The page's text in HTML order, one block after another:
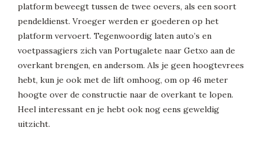
platform beweegt tussen de twee oevers, als een soort
pendeldienst. Vroeger werden er goederen op het
platform vervoert. Tegenwoordig laten auto’s en
voetpassagiers zich van Portugalete naar Getxo aan de
overkant brengen, en andersom. Als je geen hoogtevrees
hebt, kun je ook met de lift omhoog, om op 46 meter
hoogte over de constructie naar de overkant te lopen.
Heel interessant en je hebt ook nog eens geweldig
uitzicht.